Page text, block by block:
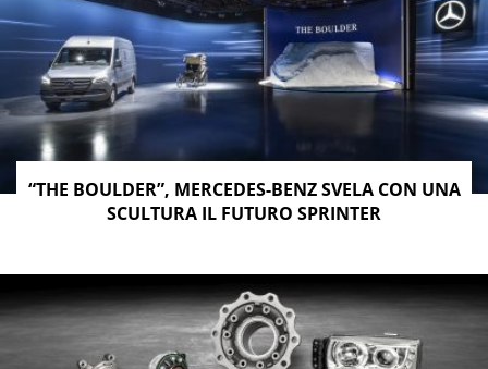
“THE BOULDER”, MERCEDES-BENZ SVELA CON UNA
SCULTURA IL FUTURO SPRINTER